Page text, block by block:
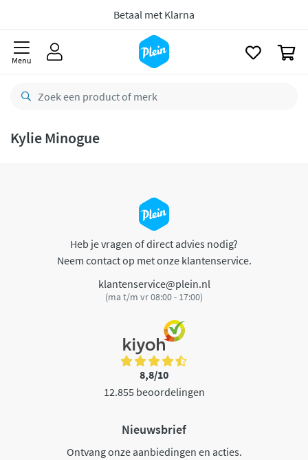
Betaal met Klarna
Menu
Kylie Minogue
Heb je vragen of direct advies nodig?
Neem contact op met onze klantenservice.
klantenservice@plein.nl
(ma t/m vr 08:00 - 17:00)
8,8/10
12.855 beoordelingen
Nieuwsbrief
Ontvang onze aanbiedingen en acties.